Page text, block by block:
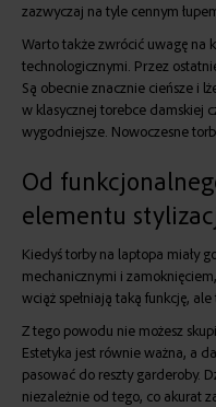
zazwyczaj na tyle cennym
Warto także zwrócić uwagę na
technologicznymi. Przez
Są obecnie znacznie cieńsze i
w klasycznej torebce damskiej
wygodniejsze. Nowoczesne
Od
elementu
Kiedyś torby na laptopa miały
mechanicznymi i
wciąż spełniają taką funkcję,
Z tego powodu nie możesz
Estetyka jest równie ważna, a
pasować do reszty garderoby.
niezależnie od tego, co akurat